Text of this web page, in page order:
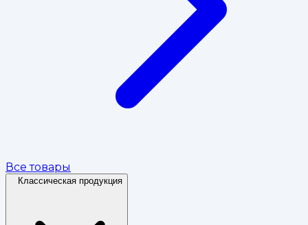
Все товары
Классическая продукция